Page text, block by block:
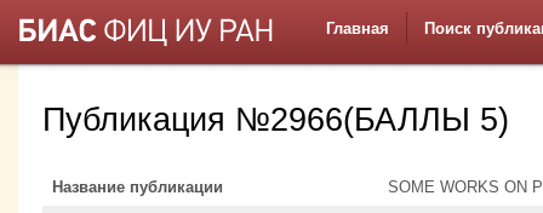
Главная Поиск
Публикация №2966(БАЛЛЫ 5)
Название публикации SOME WORKS ON